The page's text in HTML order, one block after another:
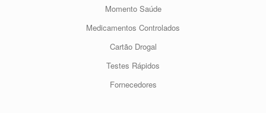
Momento Saúde
Medicamentos Controlados
Cartão Drogal
Testes Rápidos
Fornecedores